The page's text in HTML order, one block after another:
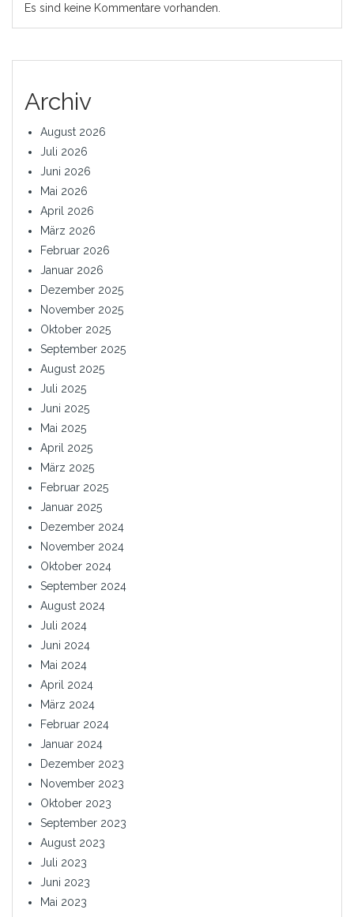
Es sind keine Kommentare vorhanden.
Archiv
August 2026
Juli 2026
Juni 2026
Mai 2026
April 2026
März 2026
Februar 2026
Januar 2026
Dezember 2025
November 2025
Oktober 2025
September 2025
August 2025
Juli 2025
Juni 2025
Mai 2025
April 2025
März 2025
Februar 2025
Januar 2025
Dezember 2024
November 2024
Oktober 2024
September 2024
August 2024
Juli 2024
Juni 2024
Mai 2024
April 2024
März 2024
Februar 2024
Januar 2024
Dezember 2023
November 2023
Oktober 2023
September 2023
August 2023
Juli 2023
Juni 2023
Mai 2023